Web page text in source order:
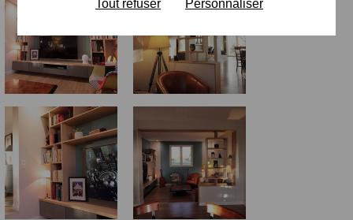
Tout refuser Personnaliser